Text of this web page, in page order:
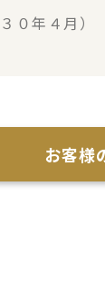
０年４月）
お客様